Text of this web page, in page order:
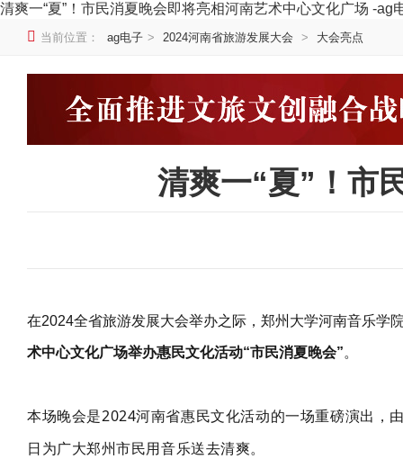
清爽一“夏”！市民消夏晚会即将亮相河南艺术中心文化广场 -ag
当前位置： ag电子 > 2024河南省旅游发展大会 > 大会亮点
清爽一“夏”！市
在2024全省旅游发展大会举办之际，郑州大学河南音乐学
术中心文化广场举办惠民文化活动“市民消夏晚会”。
本场晚会是2024河南省惠民文化活动的一场重磅演出，
日为广大郑州市民用音乐送去清爽。